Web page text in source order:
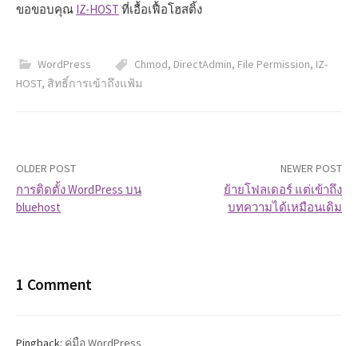
ขอขอบคุณ IZ-HOST ที่เอื้อเฟื้อโฮสติ้ง
WordPress Chmod, DirectAdmin, File Permission, IZ-
HOST, สิทธิ์การเข้าถึงแฟ้ม
P
s
OLDER POST
การติดตั้ง WordPress บน
bluehost
NEWER POST
ย้ายโฟลเดอร์ แต่เข้าถึง
บทความได้เหมือนเดิม
1 Comment
Pingback: คู่มือ WordPress